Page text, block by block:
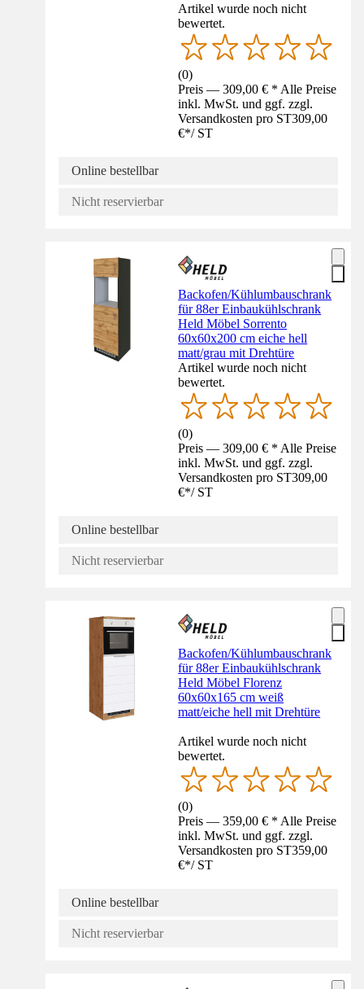
Artikel wurde noch nicht
bewertet.
(0)
Preis — 309,00 € * Alle Preise
inkl. MwSt. und ggf. zzgl.
Versandkosten pro ST309,00
€*/ ST
Online bestellbar
Nicht reservierbar
Backofen/Kühlumbauschrank
für 88er Einbaukühlschrank
Held Möbel Sorrento
60x60x200 cm eiche hell
matt/grau mit Drehtüre
Artikel wurde noch nicht
bewertet.
(0)
Preis — 309,00 € * Alle Preise
inkl. MwSt. und ggf. zzgl.
Versandkosten pro ST309,00
€*/ ST
Online bestellbar
Nicht reservierbar
Backofen/Kühlumbauschrank
für 88er Einbaukühlschrank
Held Möbel Florenz
60x60x165 cm weiß
matt/eiche hell mit Drehtüre
Artikel wurde noch nicht
bewertet.
(0)
Preis — 359,00 € * Alle Preise
inkl. MwSt. und ggf. zzgl.
Versandkosten pro ST359,00
€*/ ST
Online bestellbar
Nicht reservierbar